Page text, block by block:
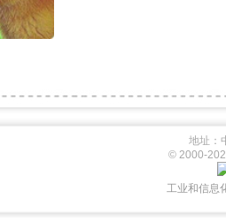
地址
© 2000-
工业和信息